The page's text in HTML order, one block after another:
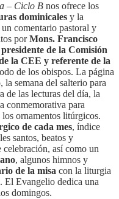
– Ciclo B nos ofrece los
dominicales y la
comentario pastoral y
porMons. Francisco
presidente de la Comisión
la CEE y referente de la
de los obispos. La página
semana del salterio para
de las lecturas del día, la
conmemorativa para
ornamentos litúrgicos.
de cada mes, índice
santos, beatos y
celebración, así como un
, algunos himnos y
de la misa con la liturgia
. El Evangelio dedica una
domingos.